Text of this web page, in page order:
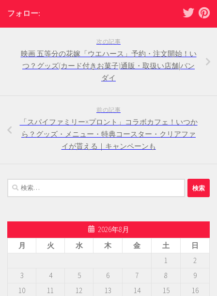
フォロー:
次の記事
映画 五等分の花嫁「ウエハース」予約・注文開始！い
つ？グッズ(カード付きお菓子)通販・取扱い店舗|バン
ダイ
前の記事
「スパイファミリー×プロント」コラボカフェ！いつか
ら？グッズ・メニュー・特典コースター・クリアファ
イが貰える｜キャンペーンも
検
索:
2026年8月
月
火 水 木 金 土
日
1
2
3
4 5 6 7 8
9
10
11 12 13 14 15
16